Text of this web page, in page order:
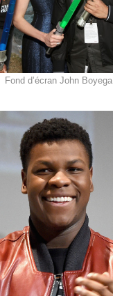
Fond d’écran John Boyega